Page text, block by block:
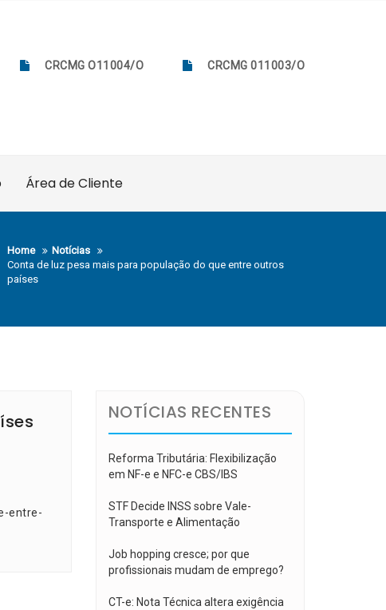
CRCMG O11004/O CRCMG 011003/O
Área de Cliente
Home
Notícias
Conta de luz pesa mais para população do que entre outros
países
entre-
NOTÍCIAS RECENTES
Reforma Tributária: Flexibilização
em NF-e e NFC-e CBS/IBS
STF Decide INSS sobre Vale-
Transporte e Alimentação
Job hopping cresce; por que
profissionais mudam de emprego?
CT-e: Nota Técnica altera exigência